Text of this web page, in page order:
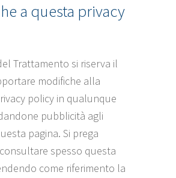
a questa privacy
Trattamento si riserva il
modifiche alla
policy in qualunque
pubblicità agli
pagina. Si prega
spesso questa
come riferimento la